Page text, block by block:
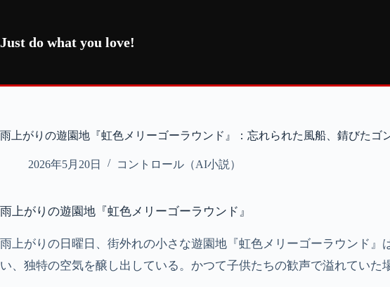
テ
ン
プ
Just do what you love!
雨上がりの遊園地『虹色メリーゴーラウンド』：忘れられた風船、錆びたゴ
2026年5月20日 コントロール（AI小説）
雨上がりの遊園地『虹色メリーゴーラウンド』
雨上がりの日曜日、街外れの小さな遊園地『虹色メリーゴーラウンド
い、独特の空気を醸し出している。かつて子供たちの歓声で溢れていた